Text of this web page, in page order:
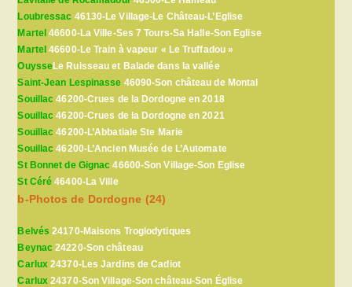
Loubressac 46130-Le Village-Le Château-L’Eglise
Martel 46600-La Ville-Ses 7 Tours-Sa Halle-Son Eglise
Martel 46600-Le Train à vapeur « Le Truffadou »
OuysseLe Ruisseau et Balade dans la vallée
Saint-Jean Lespinasse 46090-Son château de Montal
Souillac 46200-Crues de la Dordogne en 2018
Souillac 46200-Crues de la Dordogne en 2021
Souillac 46200-L’Abbatiale Ste Marie
Souillac 46200-L’Ancien Musée de L’Automate
St Bonnet de Gignac 46600-Son Village-Son Eglise
St Céré 46400-La Ville
b-Photos de Dordogne (24)
Belvés 24170-Maisons Troglodytiques
Beynac 24220-Son château
Carlux 24370-Les Jardins de Cadiot
Carlux 24370-Son Village-Son château-Son Église